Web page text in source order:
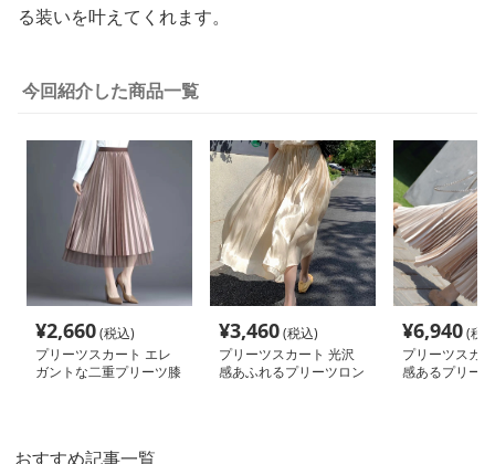
る装いを叶えてくれます。
今回紹介した商品一覧
¥2,660(税込)
プリーツスカート エレ
ガントな二重プリーツ膝
¥3,460(税込)
プリーツスカート 光沢
感あふれるプリーツロン
¥6,940(税
プリーツスカ
感あるプリー
おすすめ記事一覧